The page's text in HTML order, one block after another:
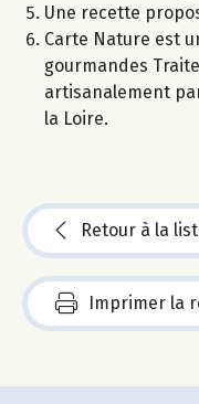
Une recette
Carte Nature est
gourmandes
artisanalement
la Loire.
Retour à la
Imprimer la